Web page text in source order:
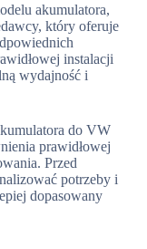
akumulatora,
który oferuje
instalacji
wydajność i
do VW
prawidłowej
Przed
potrzeby i
dopasowany